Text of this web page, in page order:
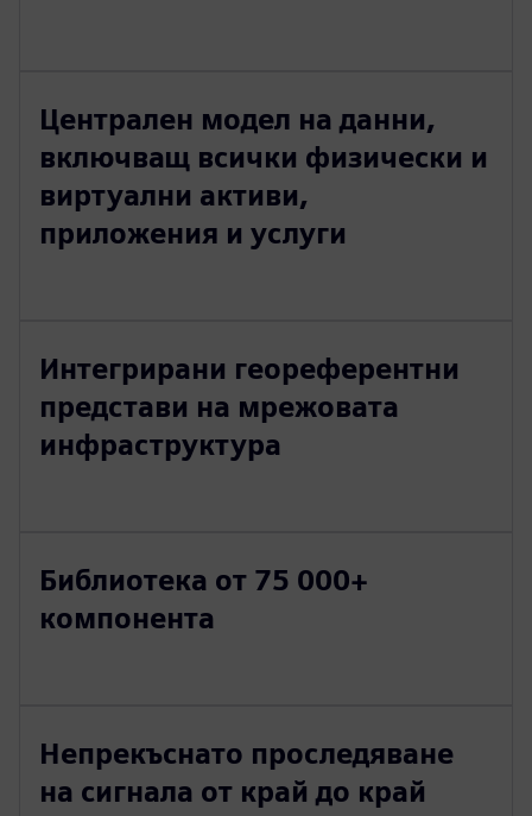
Централен модел на данни,
включващ всички физически и
виртуални активи,
приложения и услуги
Интегрирани геореферентни
представи на мрежовата
инфраструктура
Библиотека от 75 000+
компонента
Непрекъснато проследяване
на сигнала от край до край